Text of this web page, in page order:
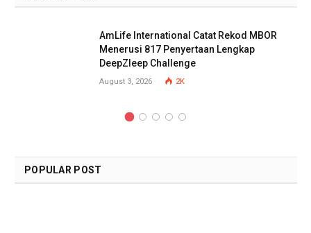
AmLife International Catat Rekod MBOR
Menerusi 817 Penyertaan Lengkap
DeepZleep Challenge
August 3, 2026 2K
POPULAR POST